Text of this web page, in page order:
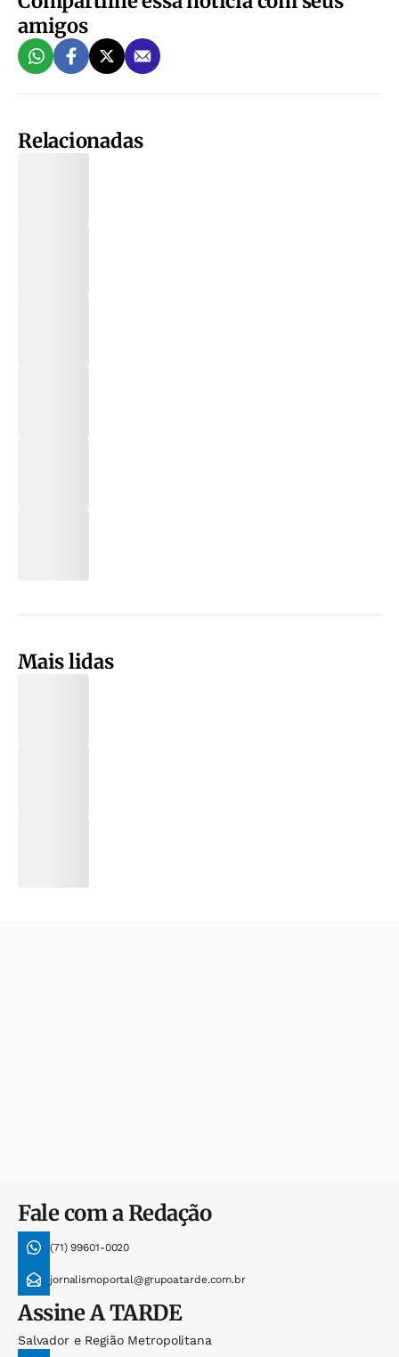
amigos
Relacionadas
Mais lidas
Fale com a Redação
(71) 99601-0020
jornalismoportal@grupoatarde.com.br
AssineA TARDE
Salvador e Região Metropolitana